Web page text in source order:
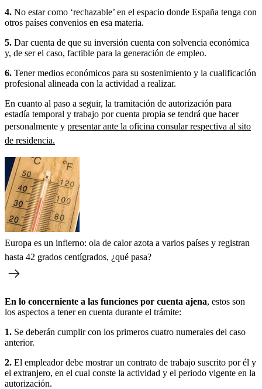
4. No estar como ‘rechazable’ en el espacio donde España tenga con
otros países convenios en esa materia.
5. Dar cuenta de que su inversión cuenta con solvencia económica
y, de ser el caso, factible para la generación de empleo.
6. Tener medios económicos para su sostenimiento y la cualificación
profesional alineada con la actividad a realizar.
En cuanto al paso a seguir, la tramitación de autorización para
estadía temporal y trabajo por cuenta propia se tendrá que hacer
personalmente y presentar ante la oficina consular respectiva al sito
de residencia.
Europa es un infierno: ola de calor azota a varios países y registran
hasta 42 grados centígrados, ¿qué pasa?
En lo concerniente a las funciones por cuenta ajena, estos son
los aspectos a tener en cuenta durante el trámite:
1. Se deberán cumplir con los primeros cuatro numerales del caso
anterior.
2. El empleador debe mostrar un contrato de trabajo suscrito por él y
el extranjero, en el cual conste la actividad y el periodo vigente en la
autorización.